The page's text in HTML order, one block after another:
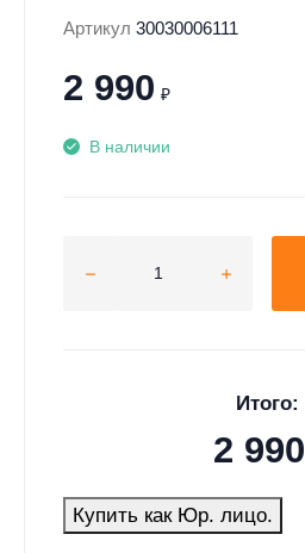
Артикул 30030006111
2 990 ₽
В наличии
Итого:
2 990
Купить как Юр. лицо.